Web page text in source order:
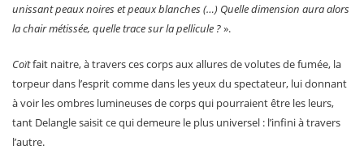
unissant peaux noires et peaux blanches (…) Quelle dimension aura alors
la chair métissée, quelle trace sur la pellicule ?».
Coïtfait naitre, à travers ces corps aux allures de volutes de fumée, la
torpeur dans l’esprit comme dans les yeux du spectateur, lui donnant
à voir les ombres lumineuses de corps qui pourraient être les leurs,
tant Delangle saisit ce qui demeure le plus universel : l’infini à travers
l’autre.